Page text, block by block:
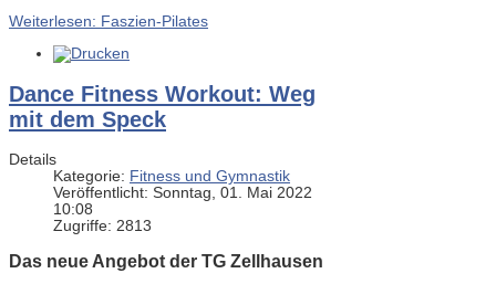
Weiterlesen: Faszien-Pilates
Dance Fitness Workout: Weg
mit dem Speck
Details
Kategorie: Fitness und Gymnastik
Veröffentlicht: Sonntag, 01. Mai 2022
10:08
Zugriffe: 2813
Das neue Angebot der TG Zellhausen